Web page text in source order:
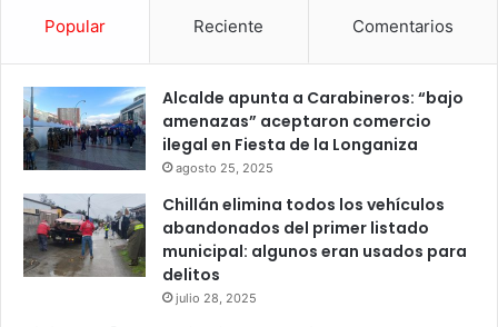
Popular Reciente Comentarios
Alcalde apunta a Carabineros: “bajo
amenazas” aceptaron comercio
ilegal en Fiesta de la Longaniza
agosto 25, 2025
Chillán elimina todos los vehículos
abandonados del primer listado
municipal: algunos eran usados para
delitos
julio 28, 2025